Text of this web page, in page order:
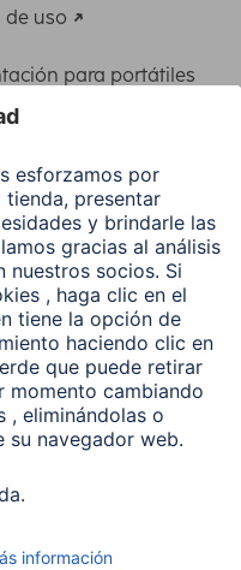
de uso
para portátiles